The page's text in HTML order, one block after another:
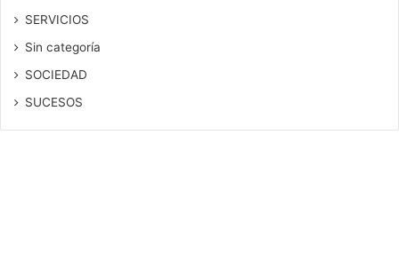
SERVICIOS
Sin categoría
SOCIEDAD
SUCESOS